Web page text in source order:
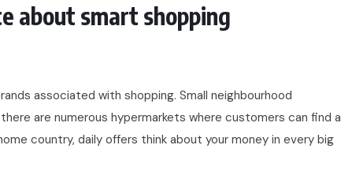
about smart shopping
associated with shopping. Small neighbourhood
are numerous hypermarkets where customers can find a
country, daily offers think about your money in every big